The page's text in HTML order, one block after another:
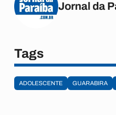
Jornal da
Tags
ADOLESCENTE GUARABIRA